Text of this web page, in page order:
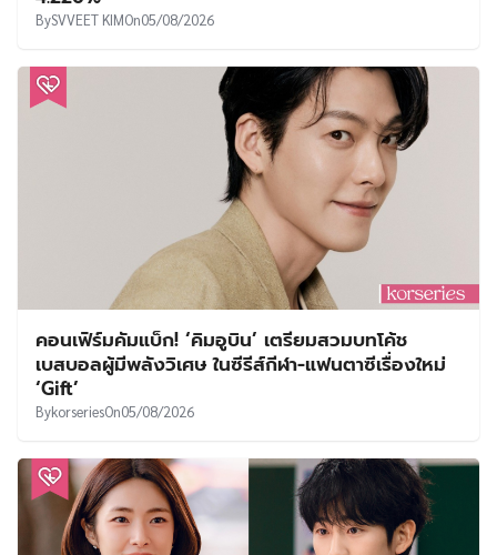
BySVVEET KIMOn05/08/2026
คอนเฟิร์มคัมแบ็ก! ‘คิมอูบิน’ เตรียมสวมบทโค้ช
เบสบอลผู้มีพลังวิเศษ ในซีรีส์กีฬา-แฟนตาซีเรื่องใหม่
‘Gift’
BykorseriesOn05/08/2026